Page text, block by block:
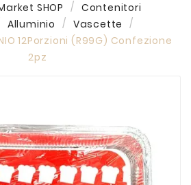
SHOP
Contenitori
Alluminio
Vascette
12Porzioni (R99G) Confezione
2pz